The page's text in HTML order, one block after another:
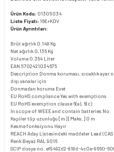
Ürün Kodu: 013G5034
Liste Fiyatı: 16€+KDV
Ürün Ayrıntıları:
Brüt ağırlık 0.148 Kg
Net ağırlık 0.136 Kg
Volume 0.364 Liter
EAN 5702421034675
Description Donma koruması, sıcaklık ayar
dışı vanalar için
Donmadan koruma Evet
EU RoHS complianceYes with exemptions
EU RoHS exemption clause 6(a), 6(c)
In scope of WEEE and contain batteries No
Kapiler tüp uzunluğu [m] [Maks.] 0 m
Kesme fonksiyonu Hayır
REACH Aday Listesindeki maddeler Lead
Renk Beyaz RAL 9016
SCIP dosya no. ef9492d2-818d-4c0e-9660-